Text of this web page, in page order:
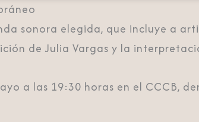
sonora elegida, que incluye a
de Julia Vargas y la
a las 19:30 horas en el CCCB,